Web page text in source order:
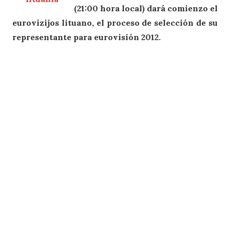
(21:00 hora local) dará comienzo el
eurovizijos lituano, el proceso de selección de su
representante para eurovisión 2012.